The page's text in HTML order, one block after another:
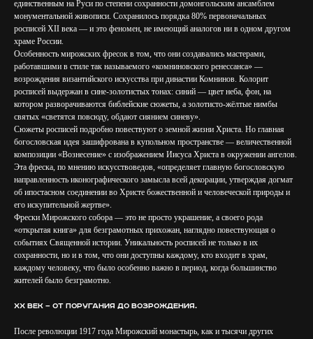
единственным на Руси по степени сохранности домонгольским ансамблем
монументальной живописи. Сохранилось порядка 80% первоначальных
росписей XII века — и это феномен, не имеющий аналогов ни в одном другом
храме России.
Особенность мирожских фресок в том, что они создавались мастерами,
работавшими в стиле так называемого «комниновского ренессанса» —
возрождения византийского искусства при династии Комнинов. Колорит
росписей выдержан в сине-золотистых тонах: синий — цвет неба, фон, на
котором разворачиваются библейские сюжеты, а золотисто-жёлтые нимбы
святых «светятся повсюду, обдают сиянием синеву».
Сюжеты росписей подробно повествуют о земной жизни Христа. Но главная
богословская идея зашифрована в купольном пространстве — величественной
композиции «Вознесение» с изображением Иисуса Христа в окружении ангелов.
Эта фреска, по мнению искусствоведов, «определяет главную богословскую
направленность иконографического замысла всей декорации, утверждая догмат
об ипостасном соединении во Христе божественной и человеческой природы и
его искупительной жертве».
Фрески Мирожского собора — это не просто украшение, а своего рода
«открытая книга» для безграмотных прихожан, наглядно повествующая о
событиях Священной истории. Уникальность росписей не только в их
сохранности, но и в том, что они доступны каждому, кто входит в храм,
каждому человеку, что было особенно важно в период, когда большинство
жителей было безграмотно.
XX век — от поругания до возрождения.
После революции 1917 года Мирожский монастырь, как и тысячи других